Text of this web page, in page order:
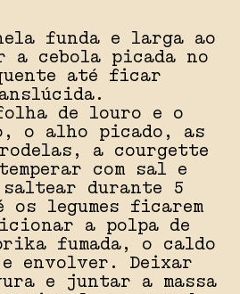
funda e larga ao
a cebola picada no
até ficar
de louro e o
o alho picado, as
rodelas, a courgette
com sal e
saltear durante 5
os legumes ficarem
a polpa de
fumada, o caldo
e envolver. Deixar
e juntar a massa